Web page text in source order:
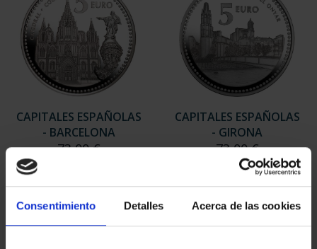
Consentimiento Detalles Acerca de las cookies
CAPITALES ESPAÑOLAS
- BARCELONA
73,00 €
CAPITALES ESPAÑOLAS
- GIRONA
73,00 €